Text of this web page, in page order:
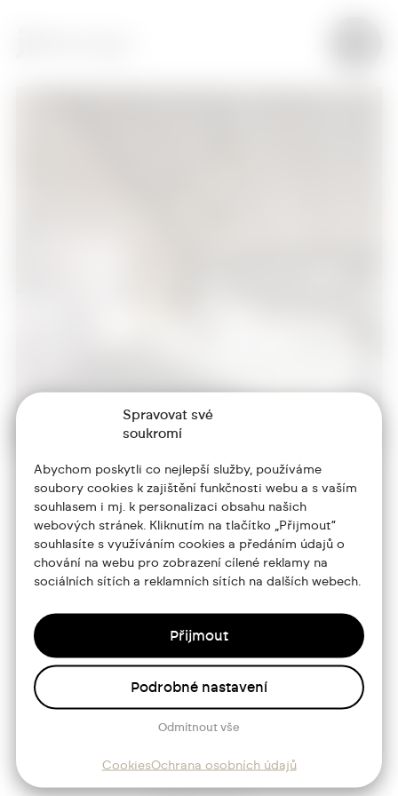
Spravovat své
soukromí
Abychom poskytli co nejlepší služby, používáme
soubory cookies k zajištění funkčnosti webu a s vaším
souhlasem i mj. k personalizaci obsahu našich
webových stránek. Kliknutím na tlačítko „Přijmout“
souhlasíte s využíváním cookies a předáním údajů o
chování na webu pro zobrazení cílené reklamy na
sociálních sítích a reklamních sítích na dalších webech.
Přijmout
Odmítnout vše
Podrobné nastavení
CookiesOchrana osobních údajů
O mně
Služby
Blog
Kontakt
+420 773 986 416
jtdesign@joseftrakal.cz